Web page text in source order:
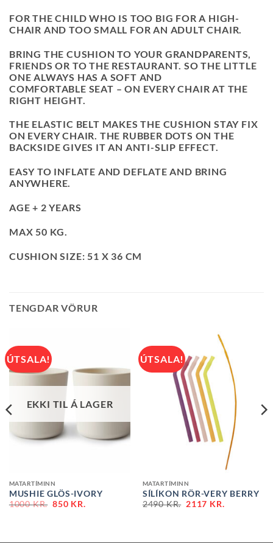
FOR THE CHILD WHO IS TOO BIG FOR A HIGH-
CHAIR AND TOO SMALL FOR AN ADULT CHAIR.
BRING THE CUSHION TO YOUR GRANDPARENTS,
FRIENDS OR TO THE RESTAURANT. SO THE LITTLE
ONE ALWAYS HAS A SOFT AND
COMFORTABLE SEAT – ON EVERY CHAIR AT THE
RIGHT HEIGHT.
THE ELASTIC BELT MAKES THE CUSHION STAY FIX
ON EVERY CHAIR. THE RUBBER DOTS ON THE
BACKSIDE GIVES IT AN ANTI-SLIP EFFECT.
EASY TO INFLATE AND DEFLATE AND BRING
ANYWHERE.
AGE + 2 YEARS
MAX 50 KG.
CUSHION SIZE: 51 X 36 CM
TENGDAR VÖRUR
ÚTSALA!
EKKI TIL Á LAGER
MATARTÍMINN
MUSHIE GLÖS-IVORY
ORIGINAL
1000KR. CURRENT
850 KR.
ÚTSALA!
MATARTÍMINN
SÍLÍKON RÖR-VERY BERRY
2490KR. 2117 KR.